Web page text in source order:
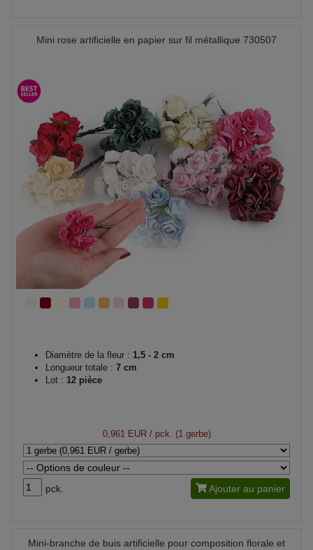
Mini rose artificielle en papier sur fil métallique 730507
Diamètre de la fleur : 1,5 - 2 cm
Longueur totale : 7 cm
Lot : 12 pièce
0,961 EUR/ pck. (1 gerbe)
pck. Ajouter au panier
Mini-branche de buis artificielle pour composition florale et